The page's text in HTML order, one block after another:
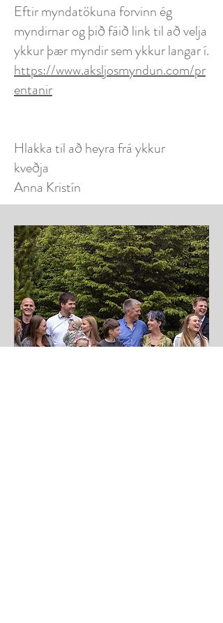
Eftir myndatökuna forvinn ég
myndirnar og þið fáið link til að velja
ykkur þær myndir sem ykkur langar í.
https://www.aksljosmyndun.com/pr
entanir
Hlakka til að heyra frá ykkur
kveðja
Anna Kristín